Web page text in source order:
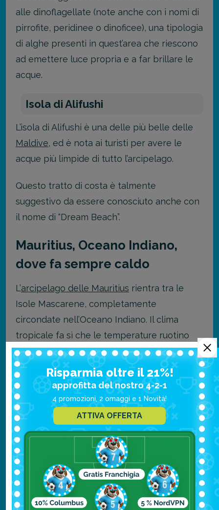
alle dinoflagellate (note anche con i nomi di
pirrofite, peridinee o dinoficee), una tipologia
di alghe presenti in quest’area che riescono
ad emettere luce propria e a far brillare le
acque.
Isola di Alifushi
L’isola di Alifushi è una delle più belle delle
Maldive, ed è nota ai turisti per avere le
acque più limpide di tutto l’arcipelago.
Questo tratto di costa è talmente
suggestivo da essere conosciuto anche con
il nome di “Dream Beach”.
Mauritius, Oceano Indiano,
dove fa sempre caldo
L’arcipelago delle Mauritius rientra tra le
Isole Mascarene, completamente
circondate nell’Oceano Indiano. Il clima
tropicale fa sì che le temperature ruotino
sempre intorno ai 28°C, con picchi più o
meno caldi durante l’anno.
Il periodo che va da maggio a dicembre,
senza dubbio, è il più adatto per raggiungere
questo arcipelago, grazie al clima più stabile
e mite.
Leggi anche “
Quando andare alle Mauritius per trovare il
clima migliore
Risparmia oltre il 21%!
approfitta del nostro 4-2-1
4 promozioni, 2 omaggi e 1 Novità!
ATTIVA OFFERTA